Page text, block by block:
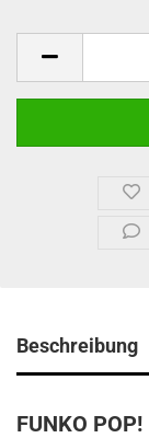
Beschreibung
FUNKO